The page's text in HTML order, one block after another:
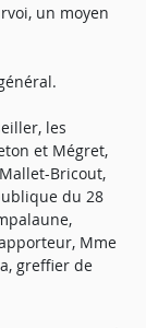
un moyen
les
et Mégret,
Bricout,
du 28
Mme
greffier de